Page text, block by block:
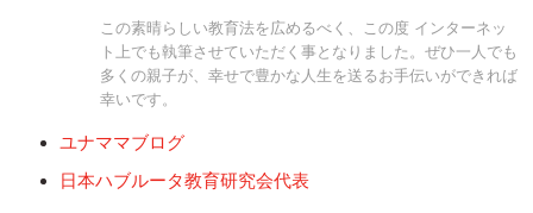
この素晴らしい教育法を広めるべく、この度 インターネッ
ト上でも執筆させていただく事となりました。ぜひ一人でも
多くの親子が、幸せで豊かな人生を送るお手伝いができれば
幸いです。
ユナママブログ
日本ハブルータ教育研究会代表